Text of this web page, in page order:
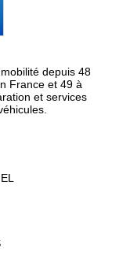
depuis 48
France et 49 à
et services